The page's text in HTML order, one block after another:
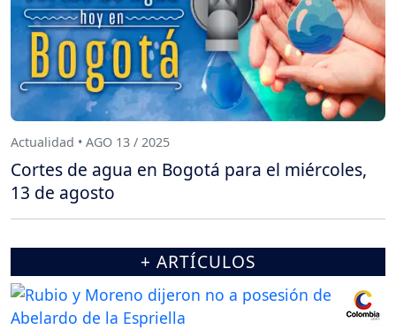
Actualidad • AGO 13 / 2025
Cortes de agua en Bogotá para el miércoles,
13 de agosto
+ ARTÍCULOS